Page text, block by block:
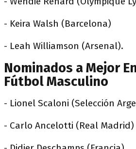
- Keira Walsh (Barcelona)
- Leah Williamson (Arsenal).
Nominados a Mejor
Fútbol Masculino
- Lionel Scaloni (Selección
- Carlo Ancelotti (Real Madrid)